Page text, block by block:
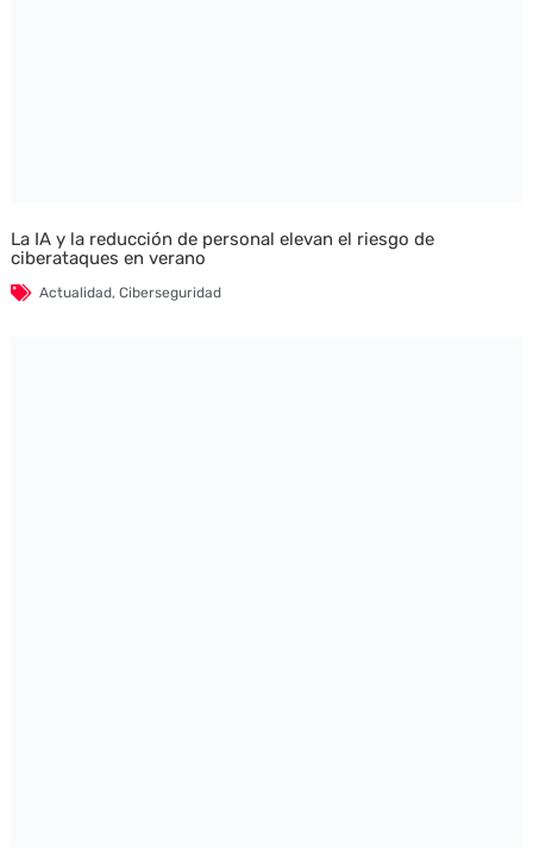
La IA y la reducción de personal elevan el riesgo de
ciberataques en verano
Actualidad, Ciberseguridad